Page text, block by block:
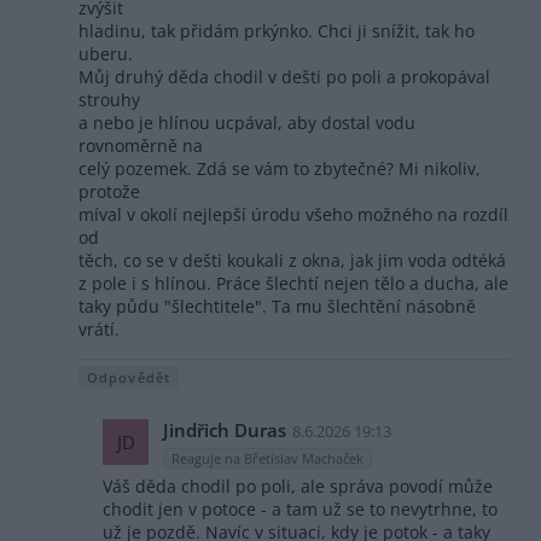
zvýšit
hladinu, tak přidám prkýnko. Chci ji snížit, tak ho
uberu.
Můj druhý děda chodil v dešti po poli a prokopával
strouhy
a nebo je hlínou ucpával, aby dostal vodu
rovnoměrně na
celý pozemek. Zdá se vám to zbytečné? Mi nikoliv,
protože
míval v okolí nejlepší úrodu všeho možného na rozdíl
od
těch, co se v dešti koukali z okna, jak jim voda odtéká
z pole i s hlínou. Práce šlechtí nejen tělo a ducha, ale
taky půdu "šlechtitele". Ta mu šlechtění násobně
vrátí.
Odpovědět
JD Jindřich Duras 8.6.2026 19:13
Reaguje na Břetislav Machaček
Váš děda chodil po poli, ale správa povodí může
chodit jen v potoce - a tam už se to nevytrhne, to
už je pozdě. Navíc v situaci, kdy je potok - a taky